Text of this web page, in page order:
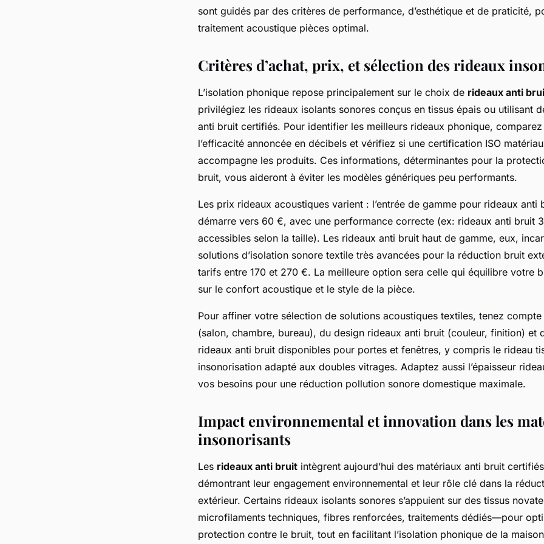
sont guidés par des critères de performance, d’esthétique et de praticité,
traitement acoustique pièces optimal.
Critères d’achat, prix, et sélection des rideaux
L’isolation phonique repose principalement sur le choix de rideaux anti
privilégiez les rideaux isolants sonores conçus en tissus épais ou utilisant
anti bruit certifiés. Pour identifier les meilleurs rideaux phonique, comparez
l’efficacité annoncée en décibels et vérifiez si une certification ISO
accompagne les produits. Ces informations, déterminantes pour la
bruit, vous aideront à éviter les modèles génériques peu performants.
Les prix rideaux acoustiques varient : l’entrée de gamme pour rideaux anti
démarre vers 60 €, avec une performance correcte (ex: rideaux anti bruit
accessibles selon la taille). Les rideaux anti bruit haut de gamme, eux,
solutions d’isolation sonore textile très avancées pour la réduction bruit
tarifs entre 170 et 270 €. La meilleure option sera celle qui équilibre votre
sur le confort acoustique et le style de la pièce.
Pour affiner votre sélection de solutions acoustiques textiles, tenez compte
(salon, chambre, bureau), du design rideaux anti bruit (couleur, finition) et
rideaux anti bruit disponibles pour portes et fenêtres, y compris le rideau
insonorisation adapté aux doubles vitrages. Adaptez aussi l’épaisseur
vos besoins pour une réduction pollution sonore domestique maximale.
Impact environnemental et innovation dans les
insonorisants
Les rideaux anti bruit intègrent aujourd’hui des matériaux anti bruit
démontrant leur engagement environnemental et leur rôle clé dans la
extérieur. Certains rideaux isolants sonores s’appuient sur des tissus
microfilaments techniques, fibres renforcées, traitements dédiés—pour
protection contre le bruit, tout en facilitant l’isolation phonique de la